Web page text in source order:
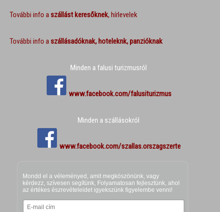
További info aszállást keresőknek, hírlevelek
További info aszállásadóknak, hoteleknk, panzióknak
Minden a falusi turizmusról
www.facebook.com/falusiturizmus
Minden a szállásokról
www.facebook.com/szallas.orszagszerte